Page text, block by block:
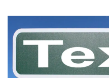
r